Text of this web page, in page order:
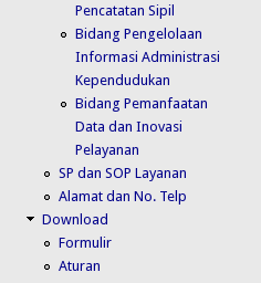
Pencatatan Sipil
Bidang Pengelolaan
Informasi Administrasi
Kependudukan
Bidang Pemanfaatan
Data dan Inovasi
Pelayanan
SP dan SOP Layanan
Alamat dan No. Telp
Download
Formulir
Aturan